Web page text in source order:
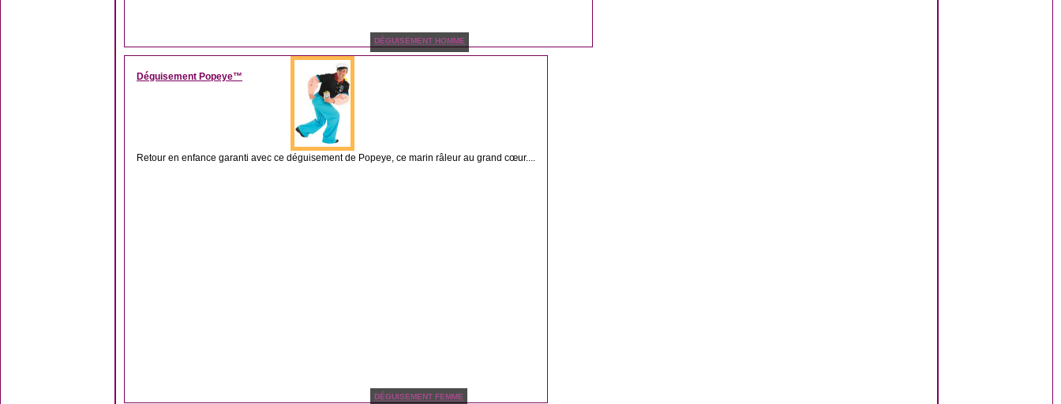
DÉGUISEMENT HOMME
Déguisement Popeye™
Retour en enfance garanti avec ce déguisement de Popeye, ce marin râleur au grand cœur....
DÉGUISEMENT FEMME